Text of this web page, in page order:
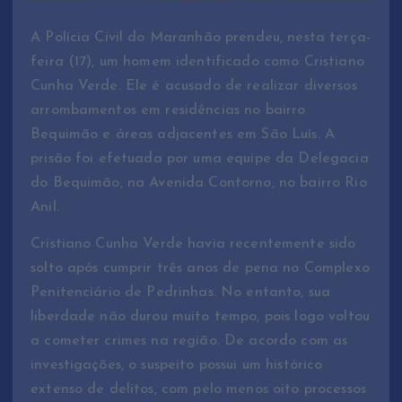
A Polícia Civil do Maranhão prendeu, nesta terça-
feira (17), um homem identificado como Cristiano
Cunha Verde. Ele é acusado de realizar diversos
arrombamentos em residências no bairro
Bequimão e áreas adjacentes em São Luís. A
prisão foi efetuada por uma equipe da Delegacia
do Bequimão, na Avenida Contorno, no bairro Rio
Anil.
Cristiano Cunha Verde havia recentemente sido
solto após cumprir três anos de pena no Complexo
Penitenciário de Pedrinhas. No entanto, sua
liberdade não durou muito tempo, pois logo voltou
a cometer crimes na região. De acordo com as
investigações, o suspeito possui um histórico
extenso de delitos, com pelo menos oito processos